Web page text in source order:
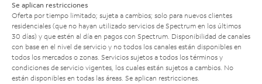
Se aplican restricciones
Oferta por tiempo limitado; sujeta a cambios; solo para nuevos clientes
residenciales (que no hayan utilizado servicios de Spectrum en los últimos
30 días) y que estén al día en pagos con Spectrum. Disponibilidad de canales
con base en el nivel de servicio y no todos los canales están disponibles en
todos los mercados o zonas. Servicios sujetos a todos los términos y
condiciones de servicio vigentes, los cuales están sujetos a cambios. No
están disponibles en todas las áreas. Se aplican restricciones.